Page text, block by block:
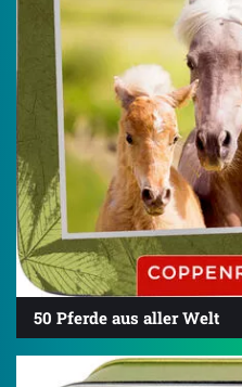
50 Pferde aus aller Welt